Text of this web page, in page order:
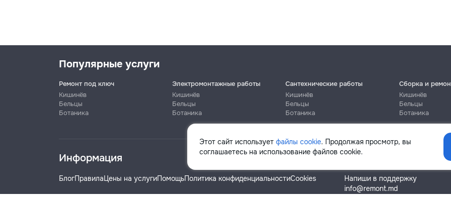
Этот сайт использует файлы cookie. Продолжая просмотр, вы
соглашаетесь на использование файлов cookie.
Популярные услуги
Ремонт под ключ
Кишинёв
Бельцы
Ботаника
Электромонтажные работы
Кишинёв
Бельцы
Ботаника
Сантехнические работы
Кишинёв
Бельцы
Ботаника
Сборка и
Кишинёв
Бельцы
Ботаника
Информация
БлогПравилаЦены на услугиПомощьПолитика конфиденциальностиCookies
Помощь
Напиши в поддержку
info@remont.md